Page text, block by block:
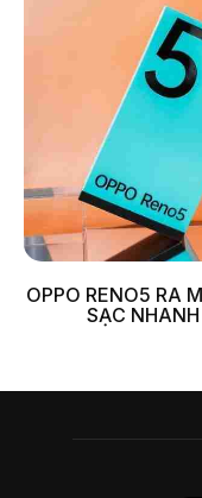
OPPO RENO5 RA
SẠC